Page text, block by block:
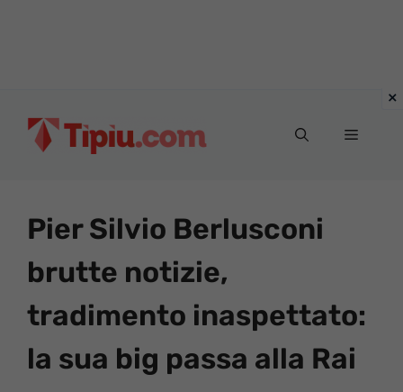
Menu
Pier Silvio Berlusconi
brutte notizie,
tradimento inaspettato:
la sua big passa alla Rai